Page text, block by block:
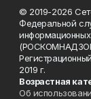
© 2019-2026
Федеральной
2019 г.
Возрастная
Об